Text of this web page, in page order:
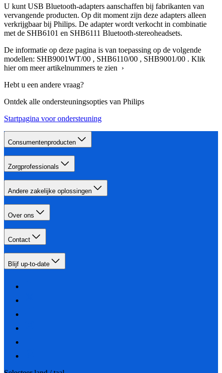
U kunt USB Bluetooth-adapters aanschaffen bij fabrikanten van
vervangende producten. Op dit moment zijn deze adapters alleen
verkrijgbaar bij Philips. De adapter wordt verkocht in combinatie
met de SHB6101 en SHB6111 Bluetooth-stereoheadsets.
De informatie op deze pagina is van toepassing op de volgende
modellen: SHB9001WT/00 , SHB6110/00 , SHB9001/00 . Klik
hier om meer artikelnummers te zien ›
Hebt u een andere vraag?
Ontdek alle ondersteuningsopties van Philips
Startpagina voor ondersteuning
Consumentenproducten
Zorgprofessionals
Andere zakelijke oplossingen
Over ons
Contact
Blijf up-to-date